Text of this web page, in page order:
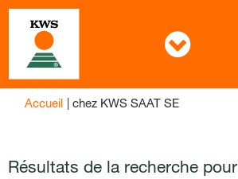
Accueil | chez KWS SAAT SE(page
Résultats de la recherche pour